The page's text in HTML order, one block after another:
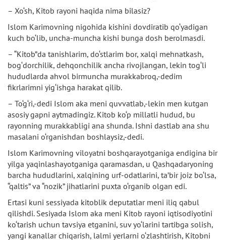
– Xo‘sh, Kitob rayoni haqida nima bilasiz?
Islom Karimovning nigohida kishini dovdiratib qo‘yadigan
kuch bo‘lib, uncha-muncha kishi bunga dosh berolmasdi.
– “Kitob”da tanishlarim, do‘stlarim bor, xalqi mehnatkash,
bog‘dorchilik, dehqonchilik ancha rivojlangan, lekin tog‘li
hududlarda ahvol birmuncha murakkabroq,-dedim
fikrlarimni yig‘ishga harakat qilib.
– To‘g‘ri,-dedi Islom aka meni quvvatlab,-lekin men kutgan
asosiy gapni aytmadingiz. Kitob ko‘p millatli hudud, bu
rayonning murakkabligi ana shunda. Ishni dastlab ana shu
masalani o‘rganishdan boshlaysiz,-dedi.
Islom Karimovning viloyatni boshqarayotganiga endigina bir
yilga yaqinlashayotganiga qaramasdan, u Qashqadaryoning
barcha hududlarini, xalqining urf-odatlarini, ta’bir joiz bo‘lsa,
“qaltis” va “nozik” jihatlarini puxta o‘rganib olgan edi.
Ertasi kuni sessiyada kitoblik deputatlar meni iliq qabul
qilishdi. Sesiyada Islom aka meni Kitob rayoni iqtisodiyotini
ko‘tarish uchun tavsiya etganini, suv yo‘larini tartibga solish,
yangi kanallar chiqarish, lalmi yerlarni o‘zlashtirish, Kitobni